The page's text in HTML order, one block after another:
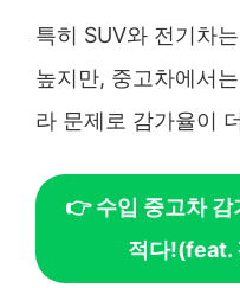
특히 SUV와 전기차
높지만, 중고차에서
라 문제로 감가율이
👉 수입 중고차 감
적다!(feat.